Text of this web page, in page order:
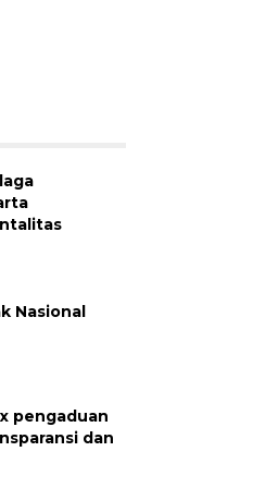
Nasional
pengaduan
dan